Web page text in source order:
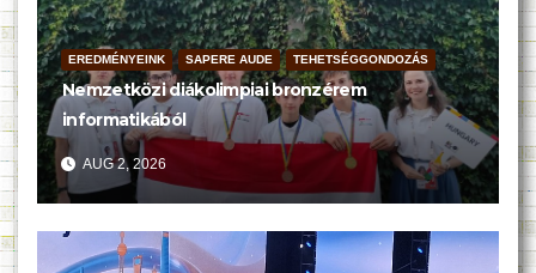
EREDMÉNYEINK SAPERE AUDE TEHETSÉGGONDOZÁS
Nemzetközi diákolimpiai bronzérem
informatikából
AUG 2, 2026